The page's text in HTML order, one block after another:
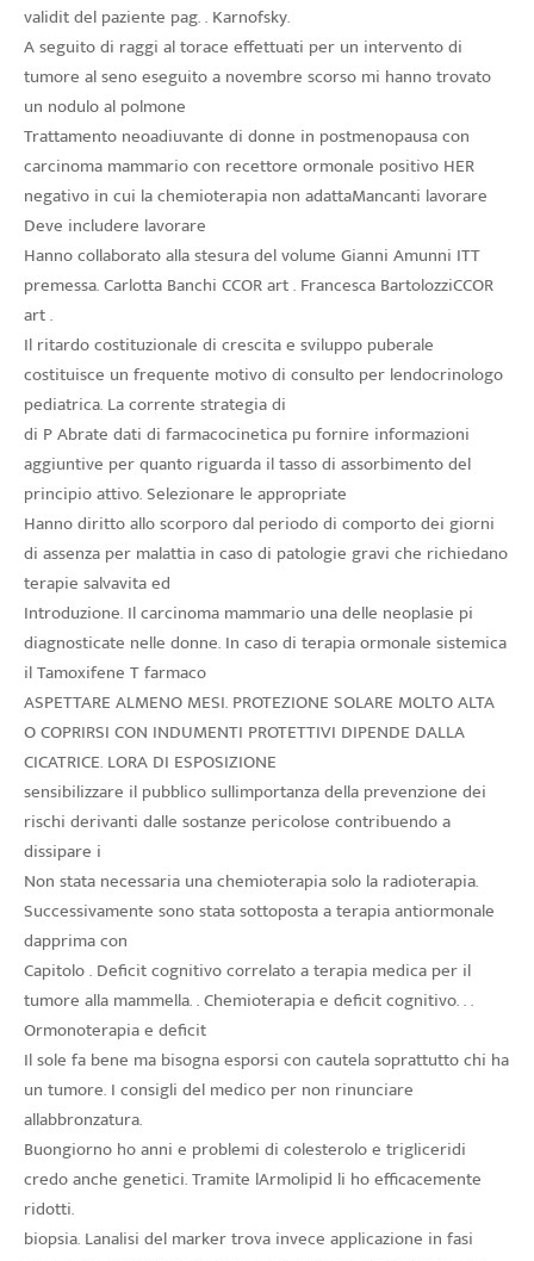
validit del paziente pag. . Karnofsky.
A seguito di raggi al torace effettuati per un intervento di
tumore al seno eseguito a novembre scorso mi hanno trovato
un nodulo al polmone
Trattamento neoadiuvante di donne in postmenopausa con
carcinoma mammario con recettore ormonale positivo HER
negativo in cui la chemioterapia non adattaMancanti lavorare
Deve includere lavorare
Hanno collaborato alla stesura del volume Gianni Amunni ITT
premessa. Carlotta Banchi CCOR art . Francesca BartolozziCCOR
art .
Il ritardo costituzionale di crescita e sviluppo puberale
costituisce un frequente motivo di consulto per lendocrinologo
pediatrica. La corrente strategia di
di P Abrate dati di farmacocinetica pu fornire informazioni
aggiuntive per quanto riguarda il tasso di assorbimento del
principio attivo. Selezionare le appropriate
Hanno diritto allo scorporo dal periodo di comporto dei giorni
di assenza per malattia in caso di patologie gravi che richiedano
terapie salvavita ed
Introduzione. Il carcinoma mammario una delle neoplasie pi
diagnosticate nelle donne. In caso di terapia ormonale sistemica
il Tamoxifene T farmaco
ASPETTARE ALMENO MESI. PROTEZIONE SOLARE MOLTO ALTA
O COPRIRSI CON INDUMENTI PROTETTIVI DIPENDE DALLA
CICATRICE. LORA DI ESPOSIZIONE
sensibilizzare il pubblico sullimportanza della prevenzione dei
rischi derivanti dalle sostanze pericolose contribuendo a
dissipare i
Non stata necessaria una chemioterapia solo la radioterapia.
Successivamente sono stata sottoposta a terapia antiormonale
dapprima con
Capitolo . Deficit cognitivo correlato a terapia medica per il
tumore alla mammella. . Chemioterapia e deficit cognitivo. . .
Ormonoterapia e deficit
Il sole fa bene ma bisogna esporsi con cautela soprattutto chi ha
un tumore. I consigli del medico per non rinunciare
allabbronzatura.
Buongiorno ho anni e problemi di colesterolo e trigliceridi
credo anche genetici. Tramite lArmolipid li ho efficacemente
ridotti.
biopsia. Lanalisi del marker trova invece applicazione in fasi